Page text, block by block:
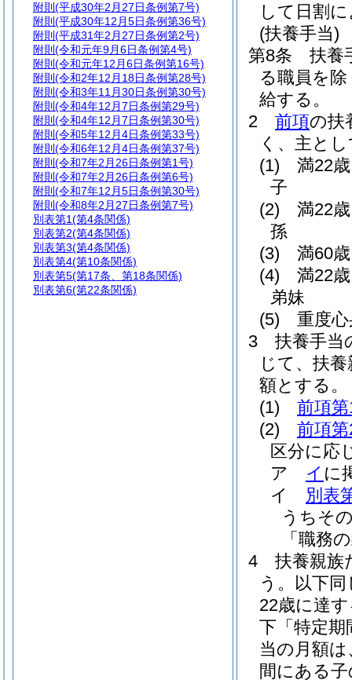
して日割
(扶養手当)
第8条
扶養
る職員を
給する。
2
前項の扶
く、主と
(1)
満22
子
(2)
満22
孫
(3)
満60
(4)
満22
弟妹
(5)
重度
3
扶養手当
じて、扶
額とする。
(1)
前項
(2)
前項
区分に応
ア
イ に
イ
別表
うちそ
「職務
4
扶養親族
う。以下同
22歳に達
下「特定
当の月額は
間にある
附則 (平成30年2月27日条例第7号)
附則 (平成30年12月5日条例第36号)
附則 (平成31年2月27日条例第2号)
附則 (令和元年9月6日条例第4号)
附則 (令和元年12月6日条例第16号)
附則 (令和2年12月18日条例第28号)
附則 (令和3年11月30日条例第30号)
附則 (令和4年12月7日条例第29号)
附則 (令和4年12月7日条例第30号)
附則 (令和5年12月4日条例第33号)
附則 (令和6年12月4日条例第37号)
附則 (令和7年2月26日条例第1号)
附則 (令和7年2月26日条例第6号)
附則 (令和7年12月5日条例第30号)
附則 (令和8年2月27日条例第7号)
別表第1(第4条関係)
別表第2(第4条関係)
別表第3(第4条関係)
別表第4(第10条関係)
別表第5(第17条、第18条関係)
別表第6(第22条関係)